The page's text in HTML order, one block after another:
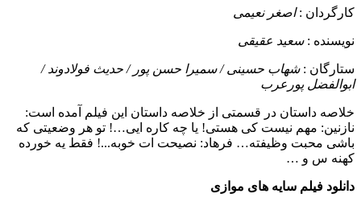
کارگردان :اصغر نعیمی
نويسنده :سعید عقیقی
ستارگان :شهاب حسینی / سمیرا حسن پور / حدیث فولادوند /
ابوالفضل پورعرب
خلاصه داستان در قسمتی از خلاصه داستان این فیلم آمده است:
نازنین: مهم نیست کی هستی! یا چه کاره ایی…! تو هر وضعیتی که
باشی محبت وظیفته… فرهاد: نصیحت ات خوبه...! فقط یه خورده
کهنه س و …
دانلود فیلم سایه های موازی